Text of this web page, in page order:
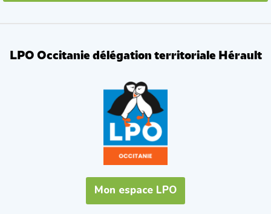
LPO Occitanie délégation territoriale Hérault
Mon espace LPO